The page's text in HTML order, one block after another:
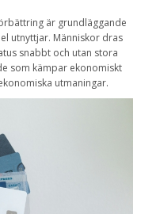
är grundläggande
utnyttjar. Människor dras
snabbt och utan stora
som kämpar ekonomiskt
utmaningar.